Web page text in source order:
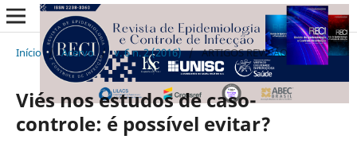
Início / Acervo / v. 6 n. 2 (2016) / ARTIGOS REVISÃO
Viés nos estudos de caso-
controle: é possível evitar?